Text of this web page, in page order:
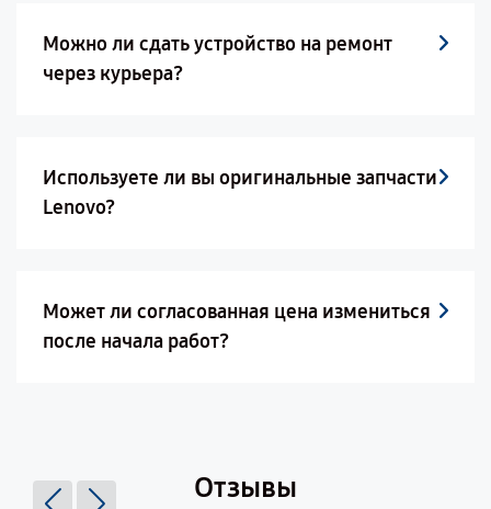
Можно ли сдать устройство на ремонт
через курьера?
Используете ли вы оригинальные запчасти
Lenovo?
Может ли согласованная цена измениться
после начала работ?
Отзывы